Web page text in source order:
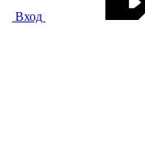
Вход